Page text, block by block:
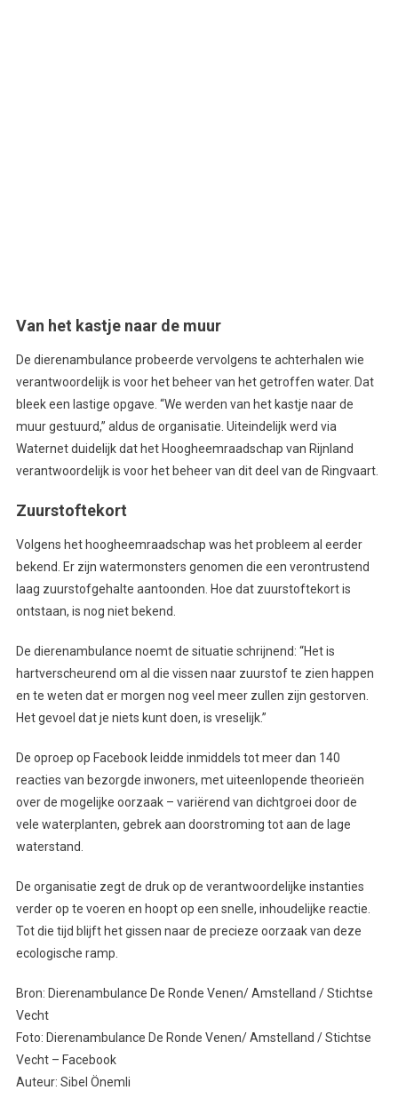
Van het kastje naar de muur
De dierenambulance probeerde vervolgens te achterhalen wie
verantwoordelijk is voor het beheer van het getroffen water. Dat
bleek een lastige opgave. “We werden van het kastje naar de
muur gestuurd,” aldus de organisatie. Uiteindelijk werd via
Waternet duidelijk dat het Hoogheemraadschap van Rijnland
verantwoordelijk is voor het beheer van dit deel van de Ringvaart.
Zuurstoftekort
Volgens het hoogheemraadschap was het probleem al eerder
bekend. Er zijn watermonsters genomen die een verontrustend
laag zuurstofgehalte aantoonden. Hoe dat zuurstoftekort is
ontstaan, is nog niet bekend.
De dierenambulance noemt de situatie schrijnend: “Het is
hartverscheurend om al die vissen naar zuurstof te zien happen
en te weten dat er morgen nog veel meer zullen zijn gestorven.
Het gevoel dat je niets kunt doen, is vreselijk.”
De oproep op Facebook leidde inmiddels tot meer dan 140
reacties van bezorgde inwoners, met uiteenlopende theorieën
over de mogelijke oorzaak – variërend van dichtgroei door de
vele waterplanten, gebrek aan doorstroming tot aan de lage
waterstand.
De organisatie zegt de druk op de verantwoordelijke instanties
verder op te voeren en hoopt op een snelle, inhoudelijke reactie.
Tot die tijd blijft het gissen naar de precieze oorzaak van deze
ecologische ramp.
Bron: Dierenambulance De Ronde Venen/ Amstelland / Stichtse
Vecht
Foto: Dierenambulance De Ronde Venen/ Amstelland / Stichtse
Vecht – Facebook
Auteur: Sibel Önemli